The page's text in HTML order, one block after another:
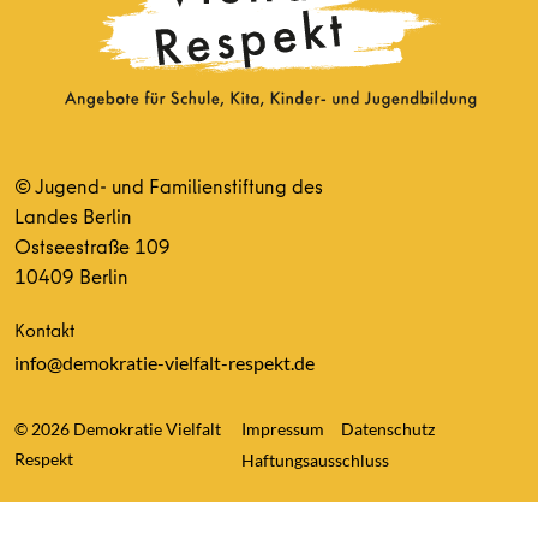
© Jugend- und Familienstiftung des
Landes Berlin
Ostseestraße 109
10409 Berlin
Kontakt
info@demokratie-vielfalt-respekt.de
© 2026 Demokratie Vielfalt
Respekt
Impressum
Datenschutz
Haftungsausschluss